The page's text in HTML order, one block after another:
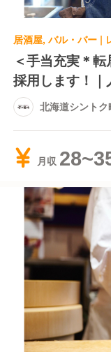
＜手当充実＊
採用します！
北海道シント
月収